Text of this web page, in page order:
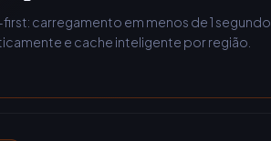
carregamento em menos de 1 segundo,
e cache inteligente por região.